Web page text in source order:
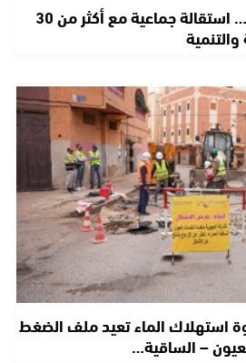
زلزال سياسي بالعيون… استقالة جماعية مع أكثر من 30
استهلاك الماء تعيد ملف الضغط
– الساقية…